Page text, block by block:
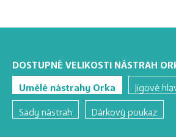
DOSTUPNÉ VELIKOSTI NÁSTRAH
Umělé nástrahy Orka Jigové
Sady nástrah Dárkový poukaz